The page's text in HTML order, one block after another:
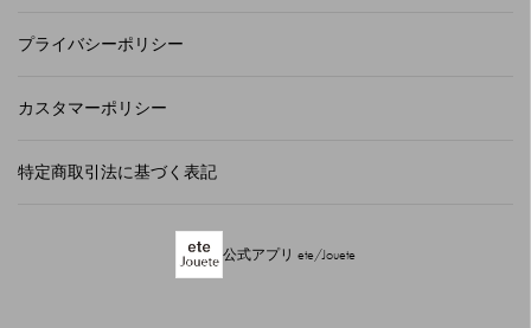
プライバシーポリシー
カスタマーポリシー
特定商取引法に基づく表記
公式アプリ ete/Jouete